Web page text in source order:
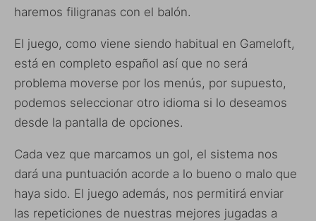
haremos filigranas con el balón.
El juego, como viene siendo habitual en Gameloft,
está en completo español así que no será
problema moverse por los menús, por supuesto,
podemos seleccionar otro idioma si lo deseamos
desde la pantalla de opciones.
Cada vez que marcamos un gol, el sistema nos
dará una puntuación acorde a lo bueno o malo que
haya sido. El juego además, nos permitirá enviar
las repeticiones de nuestras mejores jugadas a